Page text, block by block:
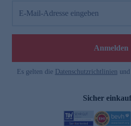
E-Mail-Adresse eingeben
Anmelden
Es gelten die Datenschutzrichtlinien
Sicher